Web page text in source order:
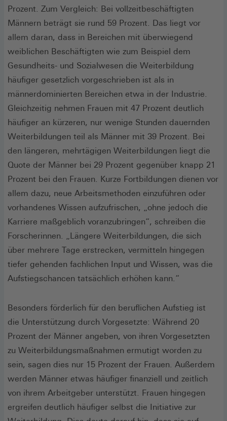
Prozent. Zum Vergleich: Bei vollzeitbeschäftigten
Männern beträgt sie rund 59 Prozent. Das liegt vor
allem daran, dass in Bereichen mit überwiegend
weiblichen Beschäftigten wie zum Beispiel dem
Gesundheits- und Sozialwesen die Weiterbildung
häufiger gesetzlich vorgeschrieben ist als in
männerdominierten Bereichen etwa in der Industrie.
Gleichzeitig nehmen Frauen mit 47 Prozent deutlich
häufiger an kürzeren, nur wenige Stunden dauernden
Weiterbildungen teil als Männer mit 39 Prozent. Bei
den längeren, mehrtägigen Weiterbildungen liegt die
Quote der Männer bei 29 Prozent gegenüber knapp 21
Prozent bei den Frauen. Kurze Fortbildungen dienen vor
allem dazu, neue Arbeitsmethoden einzuführen oder
vorhandenes Wissen aufzufrischen, „ohne jedoch die
Karriere maßgeblich voranzubringen“, schreiben die
Forscherinnen. „Längere Weiterbildungen, die sich
über mehrere Tage erstrecken, vermitteln hingegen
tiefer gehenden fachlichen Input und Wissen, was die
Aufstiegschancen tatsächlich erhöhen kann.“
Besonders förderlich für den beruflichen Aufstieg ist
die Unterstützung durch Vorgesetzte: Während 20
Prozent der Männer angeben, von ihren Vorgesetzten
zu Weiterbildungsmaßnahmen ermutigt worden zu
sein, sagen dies nur 15 Prozent der Frauen. Außerdem
werden Männer etwas häufiger finanziell und zeitlich
von ihrem Arbeitgeber unterstützt. Frauen hingegen
ergreifen deutlich häufiger selbst die Initiative zur